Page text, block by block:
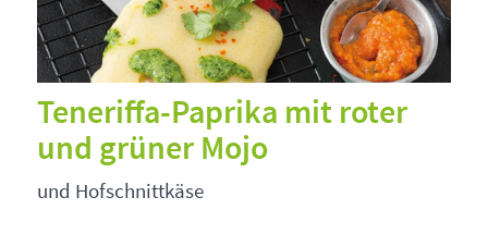
Teneriffa-Paprika mit roter
und grüner Mojo
und Hofschnittkäse